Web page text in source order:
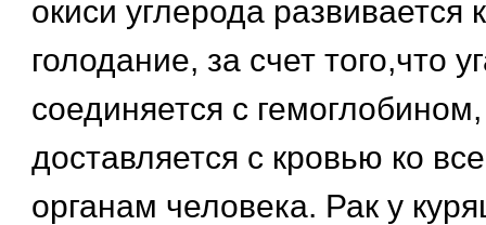
окиси углерода развивается
голодание, за счет того,что
соединяется с
доставляется с кровью ко
органам человека. Рак у